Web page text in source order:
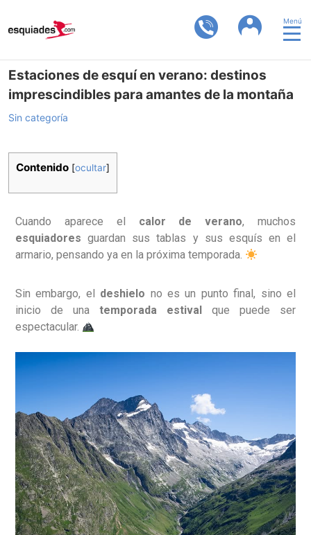
Menú
Estaciones de esquí en verano: destinos
imprescindibles para amantes de la montaña
Sin categoría
Contenido [ocultar]
Cuando aparece el calor de verano, muchos
esquiadores guardan sus tablas y sus esquís en el
armario, pensando ya en la próxima temporada.
Sin embargo, el deshielo no es un punto final, sino el
inicio de una temporada estival
que puede ser
espectacular.